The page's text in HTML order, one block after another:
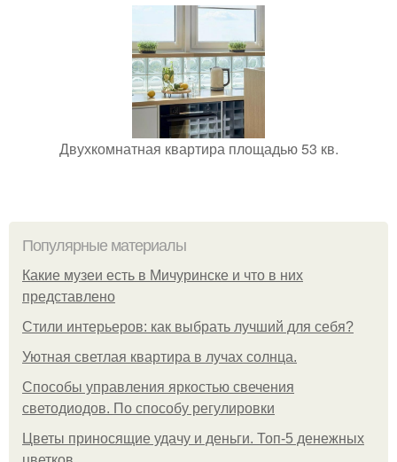
Двухкомнатная квартира площадью 53 кв.
Популярные материалы
Какие музеи есть в Мичуринске и что в них
представлено
Стили интерьеров: как выбрать лучший для себя?
Уютная светлая квартира в лучах солнца.
Способы управления яркостью свечения
светодиодов. По способу регулировки
Цветы приносящие удачу и деньги. Топ-5 денежных